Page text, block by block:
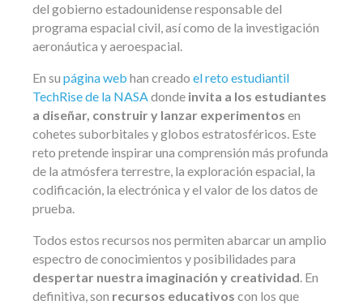
del gobierno estadounidense responsable del
programa espacial civil, así como de la investigación
aeronáutica y aeroespacial.
En su página web han creado el reto estudiantil
TechRise de la NASAdonde invita a los estudiantes
a diseñar, construir y lanzar experimentos en
cohetes suborbitales y globos estratosféricos. Este
reto pretende inspirar una comprensión más profunda
de la atmósfera terrestre, la exploración espacial, la
codificación, la electrónica y el valor de los datos de
prueba.
Todos estos recursos nos permiten abarcar un amplio
espectro de conocimientos y posibilidades para
despertar nuestra imaginación y creatividad. En
definitiva, son recursos educativos con los que